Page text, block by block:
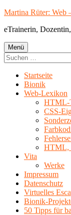
Springe
Inhalt
Martina Rüter: Web
eTrainerin,
Primäres
Menü
Menü
Suchen
nach:
Startseite
Bionik
Web-Lexikon
HTML-
CSS-
HTML,
Vita
Werke
Impressum
Datenschutz
Virtuelles
Bionik-
50 Tipps für